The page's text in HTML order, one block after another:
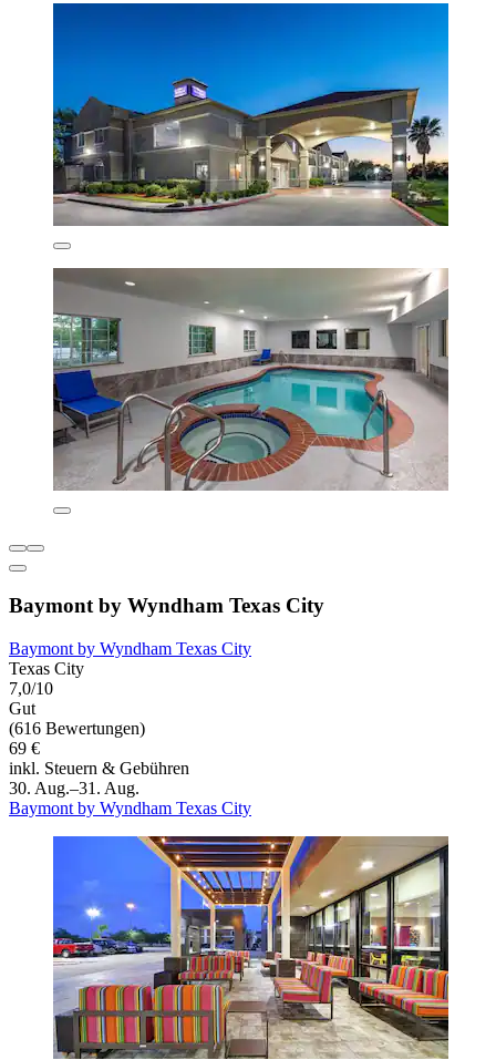
Baymont by Wyndham Texas City
Baymont by Wyndham Texas City
Texas City
7,0/10
Gut
(616 Bewertungen)
69 €
inkl. Steuern & Gebühren
30. Aug.–31. Aug.
Baymont by Wyndham Texas City